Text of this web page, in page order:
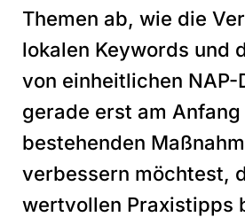
Themen ab, wie die
lokalen Keywords und
von einheitlichen NAP-
gerade erst am
bestehenden
verbessern möchtest,
wertvollen Praxistipps